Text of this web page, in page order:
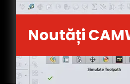
Noutăți